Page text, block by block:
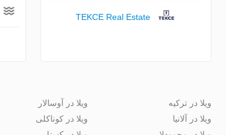
TEKCE Real Estate
ویلا در ترکیه
ویلا در آلانیا
ویلا در آوسالار
ویلا در کوناکلی